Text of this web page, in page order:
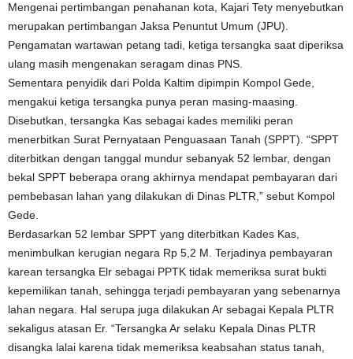
Mengenai pertimbangan penahanan kota, Kajari Tety menyebutkan
merupakan pertimbangan Jaksa Penuntut Umum (JPU).
Pengamatan wartawan petang tadi, ketiga tersangka saat diperiksa
ulang masih mengenakan seragam dinas PNS.
Sementara penyidik dari Polda Kaltim dipimpin Kompol Gede,
mengakui ketiga tersangka punya peran masing-maasing.
Disebutkan, tersangka Kas sebagai kades memiliki peran
menerbitkan Surat Pernyataan Penguasaan Tanah (SPPT). “SPPT
diterbitkan dengan tanggal mundur sebanyak 52 lembar, dengan
bekal SPPT beberapa orang akhirnya mendapat pembayaran dari
pembebasan lahan yang dilakukan di Dinas PLTR,” sebut Kompol
Gede.
Berdasarkan 52 lembar SPPT yang diterbitkan Kades Kas,
menimbulkan kerugian negara Rp 5,2 M. Terjadinya pembayaran
karean tersangka Elr sebagai PPTK tidak memeriksa surat bukti
kepemilikan tanah, sehingga terjadi pembayaran yang sebenarnya
lahan negara. Hal serupa juga dilakukan Ar sebagai Kepala PLTR
sekaligus atasan Er. “Tersangka Ar selaku Kepala Dinas PLTR
disangka lalai karena tidak memeriksa keabsahan status tanah,